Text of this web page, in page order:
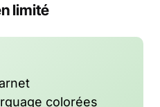
limité
colorées